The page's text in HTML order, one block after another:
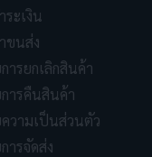
ระเงิน
ขนส่ง
ารยกเลิกสินค้า
ารคืนสินค้า
วามเป็นส่วนตัว
ารจัดส่ง